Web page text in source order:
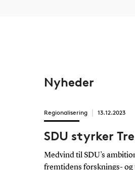
Nyheder
Regionalisering 13.12.2023
SDU styrker
Medvind til SDU’s
fremtidens forsknings-